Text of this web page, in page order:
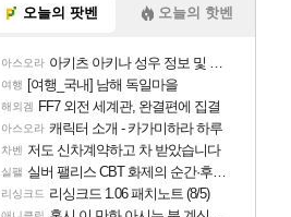
오늘의 팟벤 오늘의 핫벤
아스오라 아키츠 아키나 성우 정보 및 주요 필모
여행 [여행_국내] 남해 독일마을
해외겜 FF7 외전 세계관, 완결편에 집결
아스오라 캐릭터 소개 - 카가미하라 하루
차벤 저도 신차계약하고 차 받았습니다
실팰 실버 팰리스 CBT 화제의 순간·후기 모음
리싱크드 리싱크드 1.06 패치노트 (8/5)